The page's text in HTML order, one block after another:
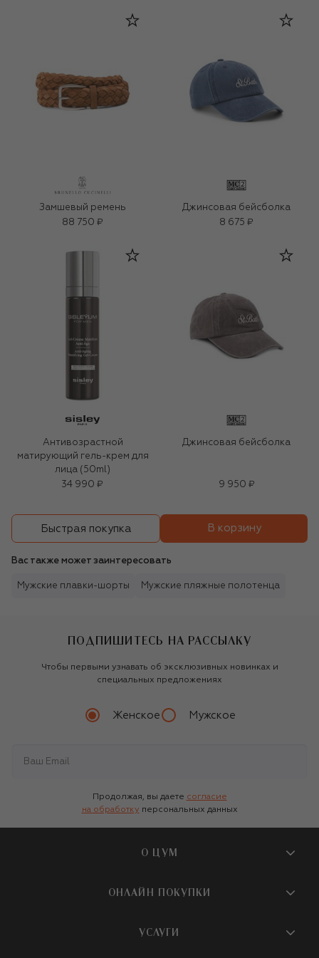
Замшевый ремень
88 750 ₽
Джинсовая бейсболка
8 675 ₽
Антивозрастной
матирующий гель-крем для
лица (50ml)
34 990 ₽
Джинсовая бейсболка
9 950 ₽
Быстрая покупка В корзину
Вас также может заинтересовать
Мужские плавки-шорты Мужские пляжные полотенца
ПОДПИШИТЕСЬ НА РАССЫЛКУ
Чтобы первыми узнавать об эксклюзивных новинках и
специальных предложениях
Женское Мужское
Продолжая, вы даете согласие
на обработку персональных данных
О ЦУМ
О магазине
Бутики и ПВЗ ЦУМ
ОНЛАЙН ПОКУПКИ
УСЛУГИ